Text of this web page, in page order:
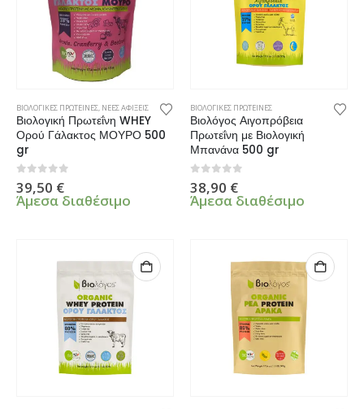
ΒΙΟΛΟΓΙΚΕΣ ΠΡΩΤΕΙΝΕΣ, ΝΕΕΣ ΑΦΙΞΕΙΣ
Βιολογική Πρωτεΐνη WHEY
Ορού Γάλακτος ΜΟΥΡΟ 500
gr
0 από 5
39,50 €
Άμεσα διαθέσιμο
ΒΙΟΛΟΓΙΚΕΣ ΠΡΩΤΕΙΝΕΣ
Βιολόγος Αιγοπρόβεια
Πρωτεΐνη με Βιολογική
Μπανάνα 500 gr
0 από 5
38,90 €
Άμεσα διαθέσιμο